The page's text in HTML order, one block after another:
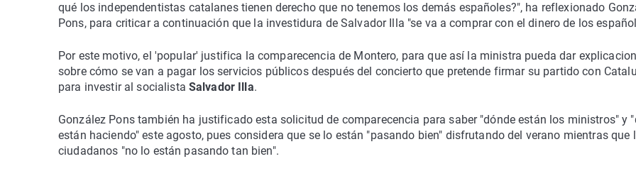
qué los independentistas catalanes tienen derecho que no tenemos los demás españoles?", ha reflexionado
Pons, para criticar a continuación que la investidura de Salvador Illa "se va a comprar con el dinero de los
Por este motivo, el 'popular' justifica la comparecencia de Montero, para que así la ministra pueda dar
sobre cómo se van a pagar los servicios públicos después del concierto que pretende firmar su partido con
para investir al socialista Salvador Illa.
González Pons también ha justificado esta solicitud de comparecencia para saber "dónde están los ministros" y
están haciendo" este agosto, pues considera que se lo están "pasando bien" disfrutando del verano mientras que
ciudadanos "no lo están pasando tan bien".